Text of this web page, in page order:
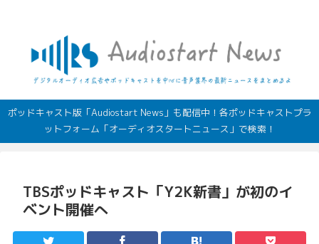
ポッドキャスト版「Audiostart News」も配信中！各ポッドキャストプラ
ットフォーム「オーディオスタートニュース」で検索！
TBSポッドキャスト「Y2K新書」が初のイ
ベント開催へ